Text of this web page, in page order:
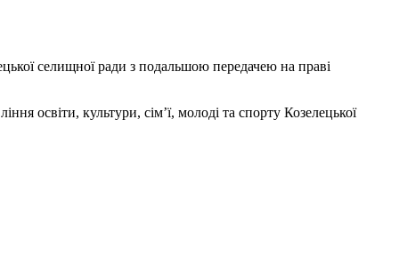
селищної ради з подальшою передачею на праві
освіти, культури, сім’ї, молоді та спорту Козелецької